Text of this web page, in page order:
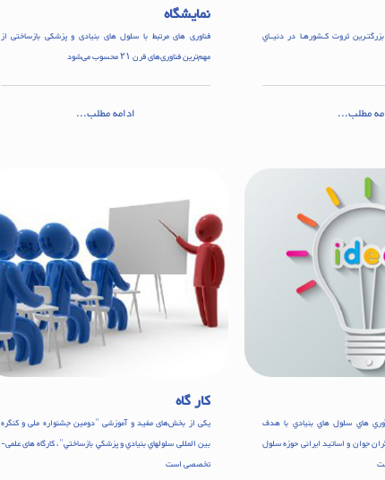
ثروت كـشورهـا در دنيــاي
مطلب...
نمایشگاه
فناوری های مرتبط با سلول های بنیادی و پزشکی بازساختی از
مهم‌ترین فناوری‌های قرن ۲۱ محسوب می‌شود
ادامه مطلب...
هاي سلول هاي بنيادي با هدف
جوان و اساتید ایرانی حوزه سلول
کار گاه
یکی از بخش‌های مفید و آموزشی "دومین جشنواره ملی و کنگره
بین المللی سلولهاي بنيادي و پزشکي بازساختي"، کارگاه های علمی-
تخصصی است